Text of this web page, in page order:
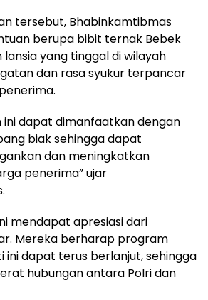
tersebut, Bhabinkamtibmas
berupa bibit ternak Bebek
yang tinggal di wilayah
dan rasa syukur terpancar
ini dapat dimanfaatkan dengan
biak sehingga dapat
dan meningkatkan
penerima” ujar
mendapat apresiasi dari
Mereka berharap program
ini dapat terus berlanjut, sehingga
hubungan antara Polri dan